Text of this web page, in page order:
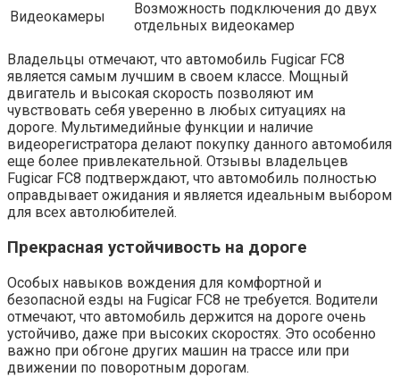
Видеокамеры
Возможность подключения до двух
отдельных видеокамер
Владельцы отмечают, что автомобиль Fugicar FC8
является самым лучшим в своем классе. Мощный
двигатель и высокая скорость позволяют им
чувствовать себя уверенно в любых ситуациях на
дороге. Мультимедийные функции и наличие
видеорегистратора делают покупку данного автомобиля
еще более привлекательной. Отзывы владельцев
Fugicar FC8 подтверждают, что автомобиль полностью
оправдывает ожидания и является идеальным выбором
для всех автолюбителей.
Прекрасная устойчивость на дороге
Особых навыков вождения для комфортной и
безопасной езды на Fugicar FC8 не требуется. Водители
отмечают, что автомобиль держится на дороге очень
устойчиво, даже при высоких скоростях. Это особенно
важно при обгоне других машин на трассе или при
движении по поворотным дорогам.